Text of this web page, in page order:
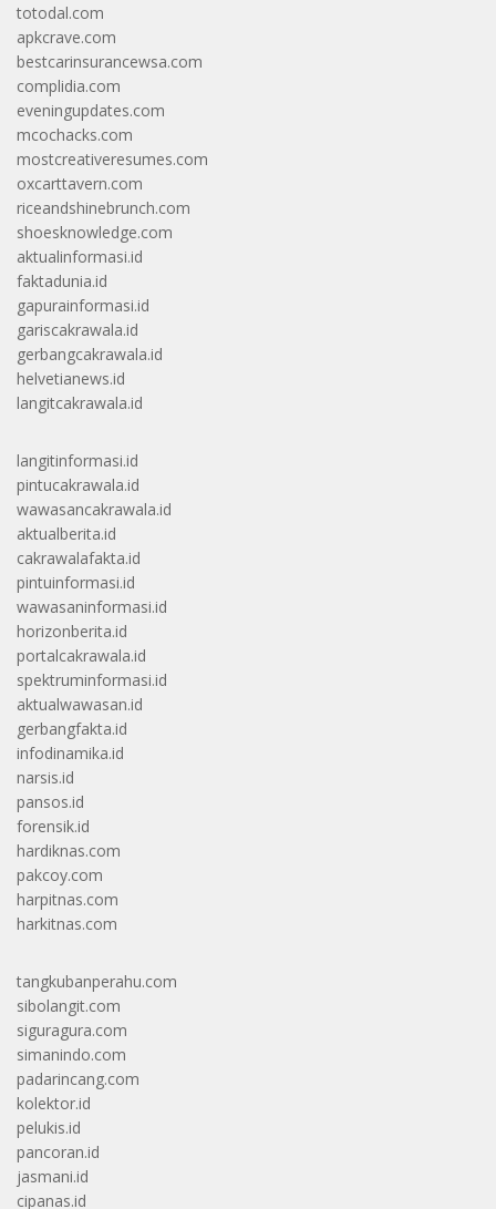
totodal.com
apkcrave.com
bestcarinsurancewsa.com
complidia.com
eveningupdates.com
mcochacks.com
mostcreativeresumes.com
oxcarttavern.com
riceandshinebrunch.com
shoesknowledge.com
aktualinformasi.id
faktadunia.id
gapurainformasi.id
gariscakrawala.id
gerbangcakrawala.id
helvetianews.id
langitcakrawala.id
langitinformasi.id
pintucakrawala.id
wawasancakrawala.id
aktualberita.id
cakrawalafakta.id
pintuinformasi.id
wawasaninformasi.id
horizonberita.id
portalcakrawala.id
spektruminformasi.id
aktualwawasan.id
gerbangfakta.id
infodinamika.id
narsis.id
pansos.id
forensik.id
hardiknas.com
pakcoy.com
harpitnas.com
harkitnas.com
tangkubanperahu.com
sibolangit.com
siguragura.com
simanindo.com
padarincang.com
kolektor.id
pelukis.id
pancoran.id
jasmani.id
cipanas.id